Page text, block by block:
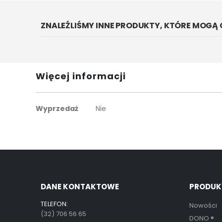
ZNALEŹLIŚMY INNE PRODUKTY, KTÓRE
Więcej informacji
Więcej
Wyprzedaż Nie
DANE KONTAKTOWE
TELEFON:
(32) 706 56 65
Nowości
DONO ®